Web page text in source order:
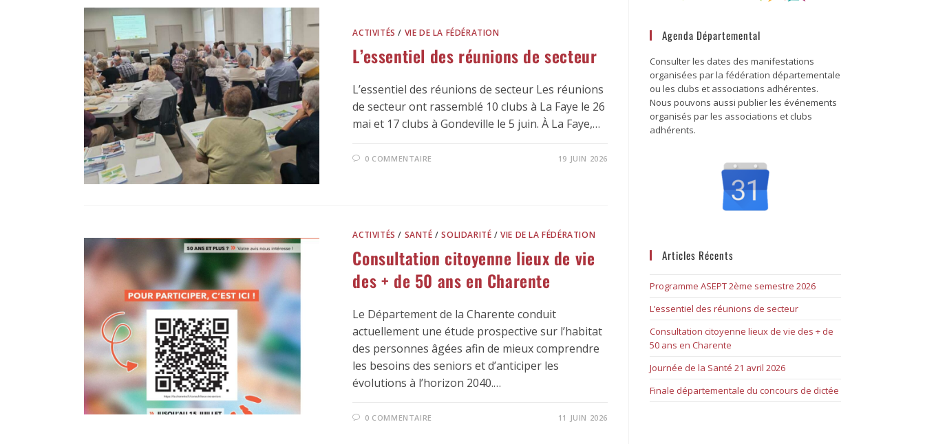
ACTIVITÉS / VIE DE LA FÉDÉRATION
L’essentiel des réunions de secteur
L’essentiel des réunions de secteur Les réunions
de secteur ont rassemblé 10 clubs à La Faye le 26
mai et 17 clubs à Gondeville le 5 juin. À La Faye,…
0 COMMENTAIRE 19 JUIN 2026
ACTIVITÉS / SANTÉ /SOLIDARITÉ /VIE DE LA FÉDÉRATION
Consultation citoyenne lieux de vie
des + de 50 ans en Charente
Le Département de la Charente conduit
actuellement une étude prospective sur l’habitat
des personnes âgées afin de mieux comprendre
les besoins des seniors et d’anticiper les
évolutions à l’horizon 2040.…
0 COMMENTAIRE 11 JUIN 2026
Agenda Départemental
Consulter les dates des manifestations
organisées par la fédération départementale
ou les clubs et associations adhérentes.
Nous pouvons aussi publier les événements
organisés par les associations et clubs
adhérents.
Articles Récents
Programme ASEPT 2ème semestre 2026
L’essentiel des réunions de secteur
Consultation citoyenne lieux de vie des + de
50 ans en Charente
Journée de la Santé 21 avril 2026
Finale départementale du concours de dictée